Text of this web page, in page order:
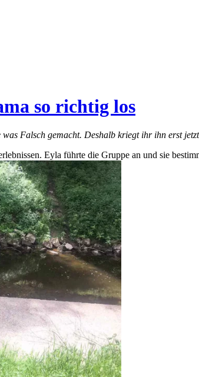
so richtig los
Falsch gemacht. Deshalb kriegt ihr ihn erst
Eyla führte die Gruppe an und sie